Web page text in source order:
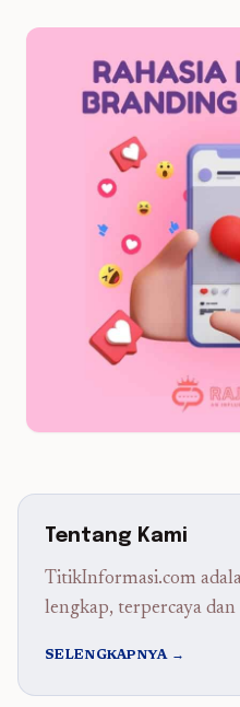
Tentang Kami
TitikInformasi.com
lengkap, terpercaya
SELENGKAPNYA →